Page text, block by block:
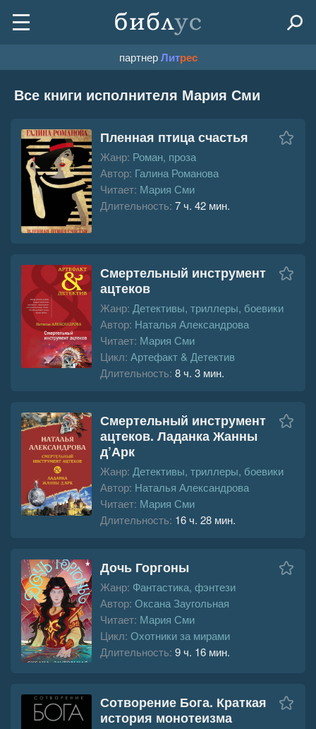
партнерЛитрес
Все книги исполнителя Мария Сми
Пленная птица счастья
Жанр: Роман, проза
Автор: Галина Романова
Читает: Мария Сми
Длительность: 7 ч. 42 мин.
Смертельный инструмент
ацтеков
Жанр: Детективы, триллеры, боевики
Автор: Наталья Александрова
Читает: Мария Сми
Цикл: Артефакт & Детектив
Длительность: 8 ч. 3 мин.
Смертельный инструмент
ацтеков. Ладанка Жанны
д’Арк
Жанр: Детективы, триллеры, боевики
Автор: Наталья Александрова
Читает: Мария Сми
Длительность: 16 ч. 28 мин.
Дочь Горгоны
Жанр: Фантастика, фэнтези
Автор: Оксана Заугольная
Читает: Мария Сми
Цикл: Охотники за мирами
Длительность: 9 ч. 16 мин.
Сотворение Бога. Краткая
история монотеизма